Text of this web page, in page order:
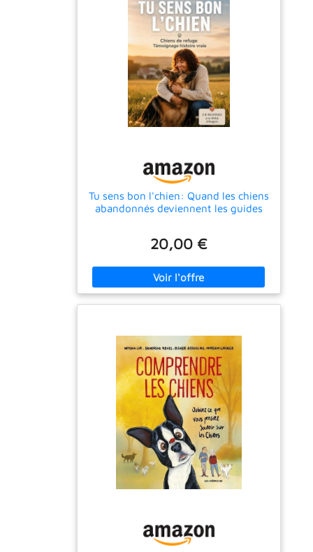
Tu sens bon l'chien: Quand les chiens
abandonnés deviennent les guides
20,00 €